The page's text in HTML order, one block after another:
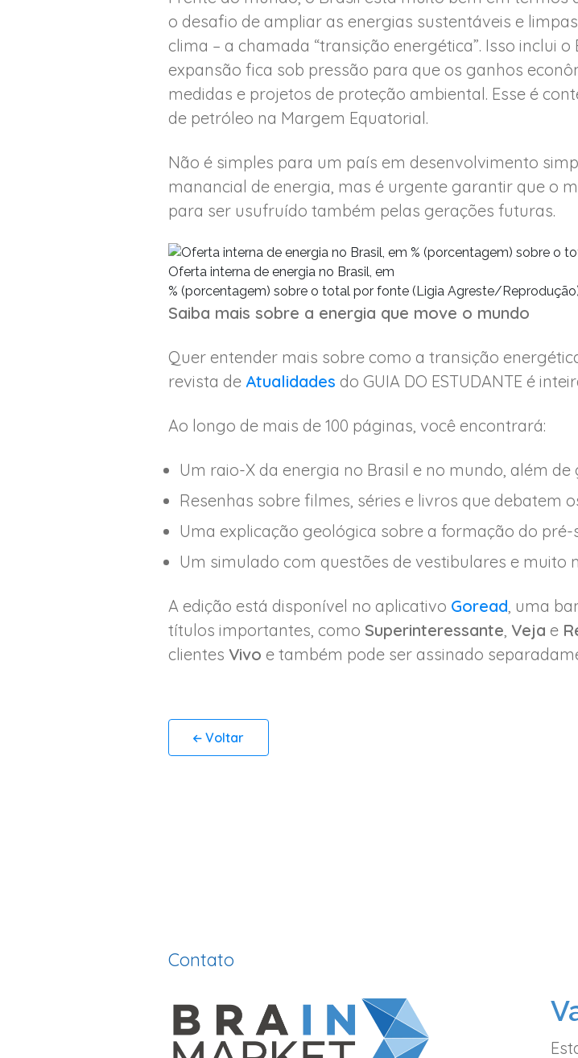
o desafio de ampliar as energias sustentáveis e
clima – a chamada “transição energética”. Isso inclui
expansão fica sob pressão para que os ganhos
medidas e projetos de proteção ambiental. Esse é
de petróleo na Margem Equatorial.
Não é simples para um país em desenvolvimento
manancial de energia, mas é urgente garantir que o
para ser usufruído também pelas gerações futuras.
Oferta interna de energia no Brasil, em
% (porcentagem) sobre o total por fonte (Ligia Agreste/
Saiba mais sobre a energia que move o mundo
Quer entender mais sobre como a transição
revista de Atualidades do GUIA DO ESTUDANTE é
Ao longo de mais de 100 páginas, você encontrará:
Um raio-X da energia no Brasil e no mundo, além
Resenhas sobre filmes, séries e livros que debatem
Uma explicação geológica sobre a formação do pré-
Um simulado com questões de vestibulares e muito
A edição está disponível no aplicativo Goread, uma
títulos importantes, como Superinteressante, Veja e
clientes Vivo e também pode ser assinado
Voltar
Contato